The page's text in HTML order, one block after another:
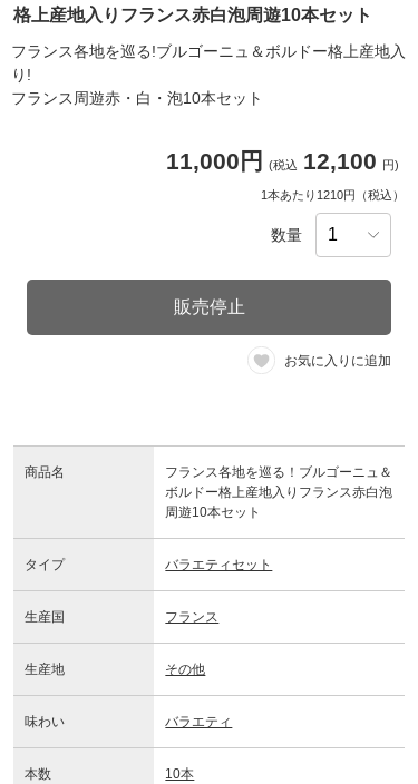
格上産地入りフランス赤白泡周遊10本セット
フランス各地を巡る!ブルゴーニュ＆ボルドー格上産地入
り!
フランス周遊赤・白・泡10本セット
11,000円 (税込 12,100 円)
1本あたり1210円（税込）
数量
販売停止
お気に入りに追加
商品名
フランス各地を巡る！ブルゴーニュ＆
ボルドー格上産地入りフランス赤白泡
周遊10本セット
タイプ バラエティセット
生産国 フランス
生産地 その他
味わい バラエティ
本数 10本